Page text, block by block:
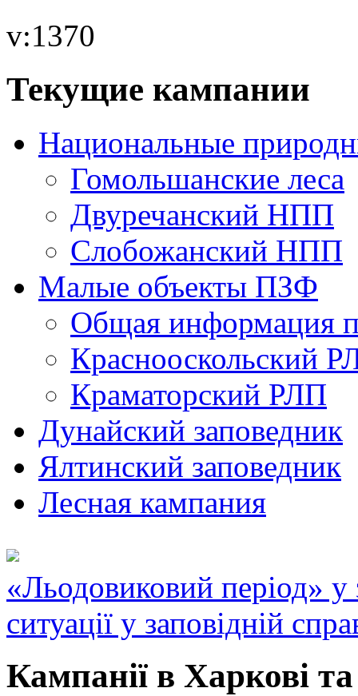
v:1370
Текущие кампании
Национальные
Гомольшанские леса
Двуречанский НПП
Слобожанский НПП
Малые объекты ПЗФ
Общая информация
Краснооскольский
Краматорский РЛП
Дунайский заповедник
Ялтинский заповедник
Лесная кампания
«Льодовиковий період» у
ситуації у заповідній
Кампанії в Харкові та